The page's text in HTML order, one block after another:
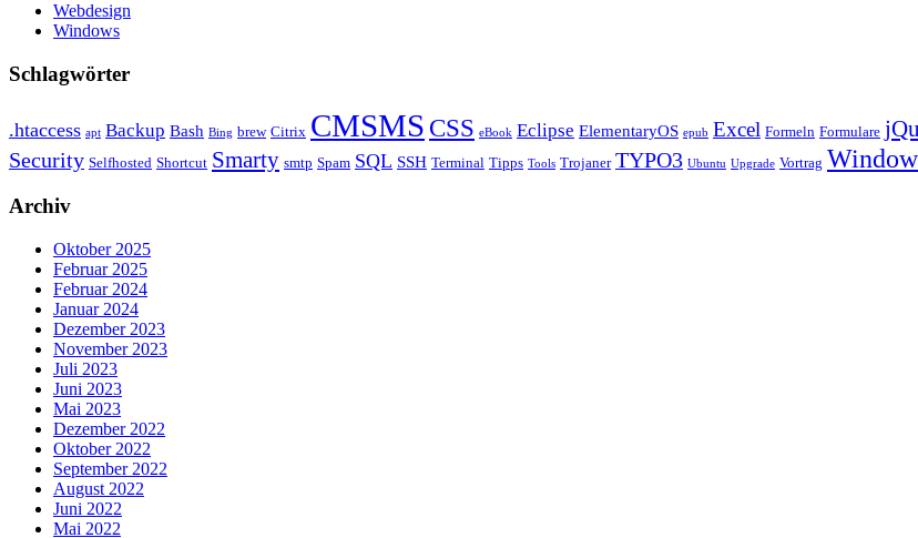
Webdesign
Windows
Schlagwörter
.htaccess apt Backup Bash Bing brew Citrix CMSMS CSS eBook Eclipse ElementaryOS epub Excel Formeln Formulare
Security Selfhosted Shortcut Smarty smtp Spam SQL SSH Terminal Tipps Tools Trojaner TYPO3 Ubuntu Upgrade Vortrag
Archiv
Oktober 2025
Februar 2025
Februar 2024
Januar 2024
Dezember 2023
November 2023
Juli 2023
Juni 2023
Mai 2023
Dezember 2022
Oktober 2022
September 2022
August 2022
Juni 2022
Mai 2022